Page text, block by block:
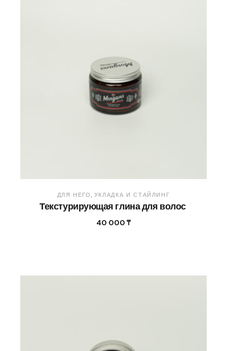
ДЛЯ НЕГО УКЛАДКА И СТАЙЛИНГ
Текстурирующая глина для волос
40 000 ₸